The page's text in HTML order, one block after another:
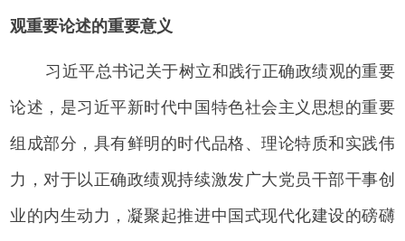
观重要论述的重要意义
习近平总书记关于树立和践行正确政绩观的重要
论述，是习近平新时代中国特色社会主义思想的重要
组成部分，具有鲜明的时代品格、理论特质和实践伟
力，对于以正确政绩观持续激发广大党员干部干事创
业的内生动力，凝聚起推进中国式现代化建设的磅礴